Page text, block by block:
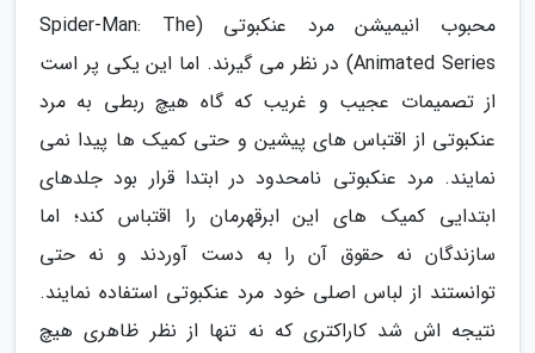
محبوب انیمیشن مرد عنکبوتی (Spider-Man: The
Animated Series) در نظر می گیرند. اما این یکی پر است
از تصمیمات عجیب و غریب که گاه هیچ ربطی به مرد
عنکبوتی از اقتباس های پیشین و حتی کمیک ها پیدا نمی
نمایند. مرد عنکبوتی نامحدود در ابتدا قرار بود جلدهای
ابتدایی کمیک های این ابرقهرمان را اقتباس کند؛ اما
سازندگان نه حقوق آن را به دست آوردند و نه حتی
توانستند از لباس اصلی خود مرد عنکبوتی استفاده نمایند.
نتیجه اش شد کاراکتری که نه تنها از نظر ظاهری هیچ